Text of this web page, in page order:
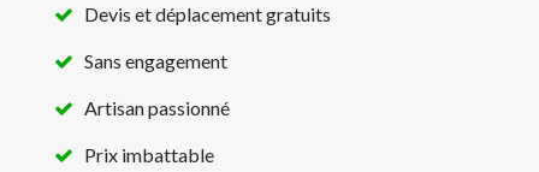
Devis et déplacement gratuits
Sans engagement
Artisan passionné
Prix imbattable